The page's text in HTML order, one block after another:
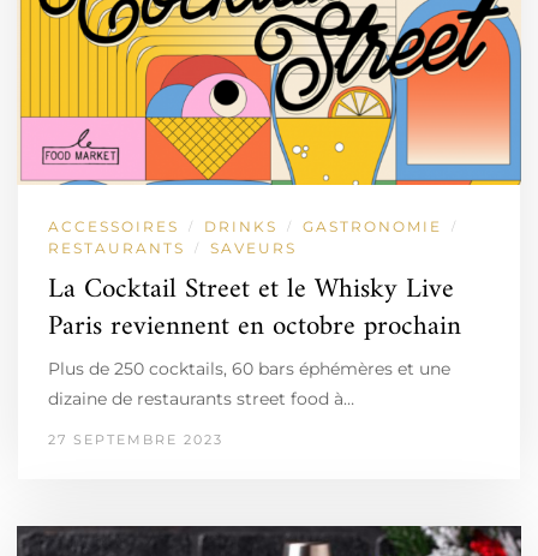
ACCESSOIRES / DRINKS / GASTRONOMIE /
RESTAURANTS / SAVEURS
La Cocktail Street et le Whisky Live
Paris reviennent en octobre prochain
Plus de 250 cocktails, 60 bars éphémères et une
dizaine de restaurants street food à…
27 SEPTEMBRE 2023